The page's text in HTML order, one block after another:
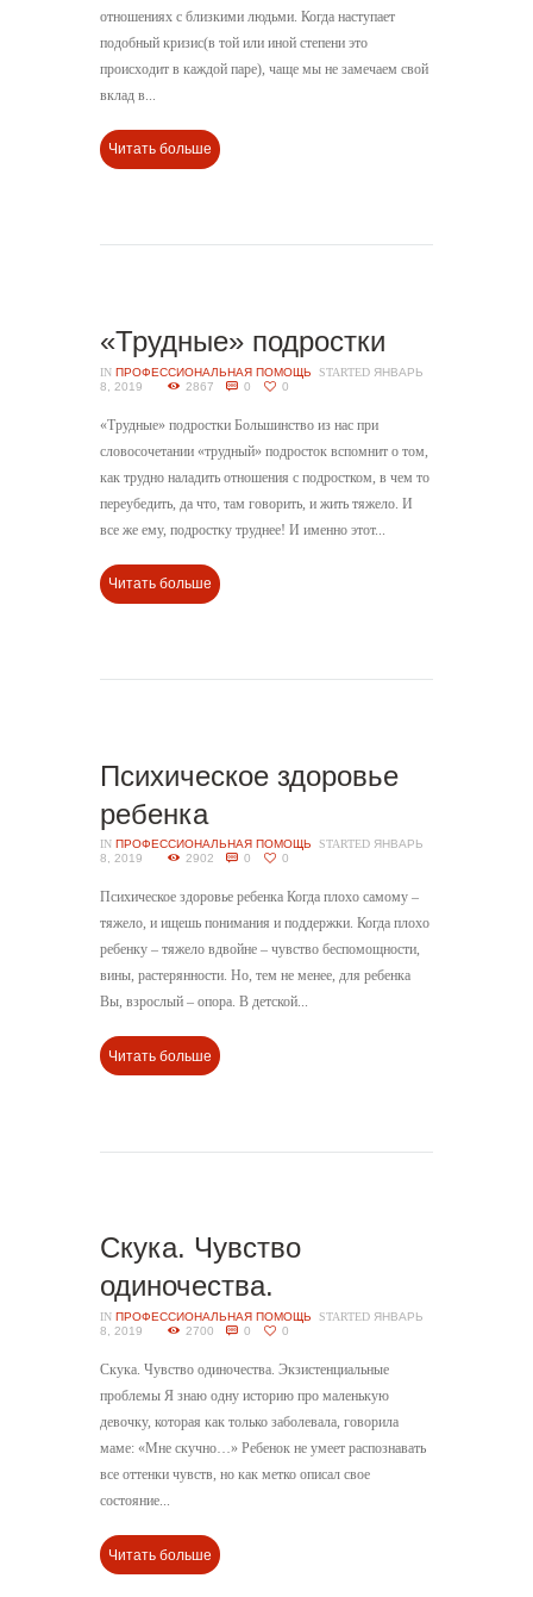
отношениях с близкими людьми. Когда наступает
подобный кризис(в той или иной степени это
происходит в каждой паре), чаще мы не замечаем свой
вклад в...
Читать больше
«Трудные» подростки
IN ПРОФЕССИОНАЛЬНАЯ ПОМОЩЬ STARTED ЯНВАРЬ
8, 2019
2867 0 0
«Трудные» подростки Большинство из нас при
словосочетании «трудный» подросток вспомнит о том,
как трудно наладить отношения с подростком, в чем то
переубедить, да что, там говорить, и жить тяжело. И
все же ему, подростку труднее! И именно этот...
Читать больше
Психическое здоровье
ребенка
IN ПРОФЕССИОНАЛЬНАЯ ПОМОЩЬ STARTED ЯНВАРЬ
8, 2019
2902 0 0
Психическое здоровье ребенка Когда плохо самому –
тяжело, и ищешь понимания и поддержки. Когда плохо
ребенку – тяжело вдвойне – чувство беспомощности,
вины, растерянности. Но, тем не менее, для ребенка
Вы, взрослый – опора. В детской...
Читать больше
Скука. Чувство
одиночества.
IN ПРОФЕССИОНАЛЬНАЯ ПОМОЩЬ STARTED ЯНВАРЬ
8, 2019
2700 0 0
Скука. Чувство одиночества. Экзистенциальные
проблемы Я знаю одну историю про маленькую
девочку, которая как только заболевала, говорила
маме: «Мне скучно…» Ребенок не умеет распознавать
все оттенки чувств, но как метко описал свое
состояние...
Читать больше